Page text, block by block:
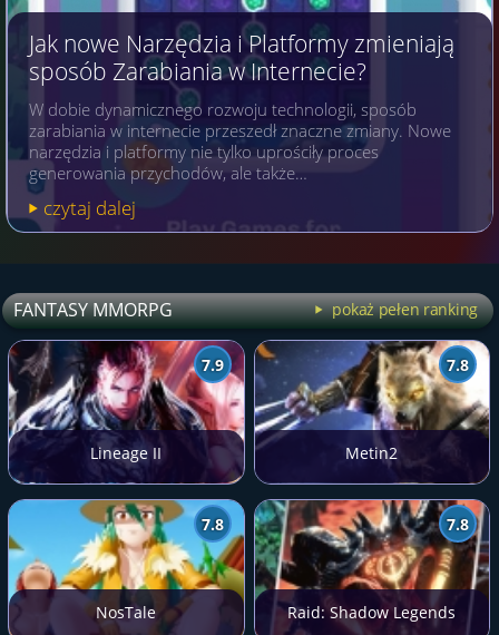
Jak nowe Narzędzia i Platformy zmieniają
sposób Zarabiania w Internecie?
W dobie dynamicznego rozwoju technologii, sposób
zarabiania w internecie przeszedł znaczne zmiany. Nowe
narzędzia i platformy nie tylko uprościły proces
generowania przychodów, ale także…
czytaj dalej
FANTASY MMORPG pokaż pełen ranking
7.9
Lineage II
7.8
Metin2
7.8
NosTale
7.8
Raid: Shadow Legends